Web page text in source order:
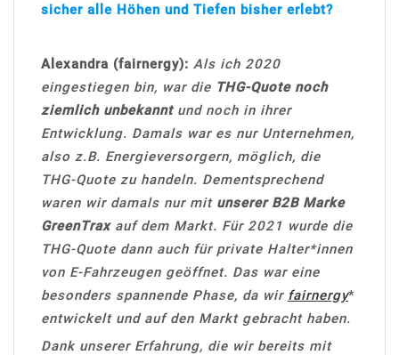
sicher alle Höhen und Tiefen bisher erlebt?
Alexandra (fairnergy): Als ich 2020
eingestiegen bin, war die THG-Quote noch
ziemlich unbekanntund noch in ihrer
Entwicklung. Damals war es nur Unternehmen,
also z.B. Energieversorgern, möglich, die
THG-Quote zu handeln. Dementsprechend
waren wir damals nur mit unserer B2B Marke
GreenTrax auf dem Markt. Für 2021 wurde die
THG-Quote dann auch für private Halter*innen
von E-Fahrzeugen geöffnet. Das war eine
besonders spannende Phase, da wir fairnergy*
entwickelt und auf den Markt gebracht haben.
Dank unserer Erfahrung, die wir bereits mit